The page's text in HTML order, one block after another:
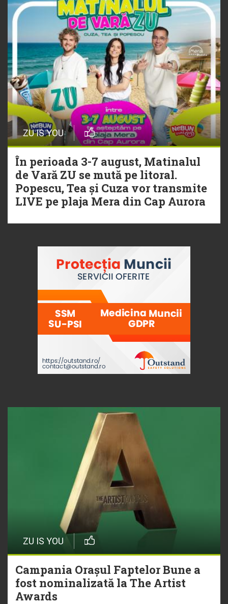
playlistul Radio ZU
ZU IS YOU
În perioada 3-7 august, Matinalul
de Vară ZU se mută pe litoral.
Popescu, Tea și Cuza vor transmite
LIVE pe plaja Mera din Cap Aurora
ZU IS YOU
Campania Orașul Faptelor Bune a
fost nominalizată la The Artist
Awards